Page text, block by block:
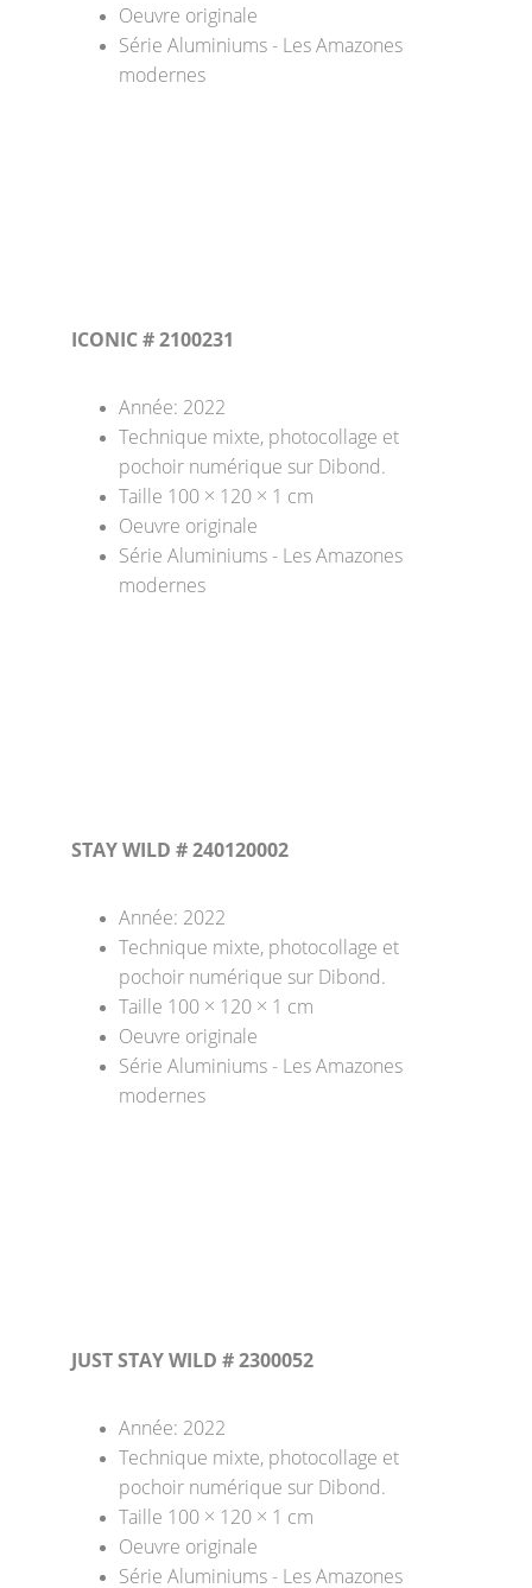
Oeuvre originale
Série Aluminiums - Les Amazones
modernes
ICONIC # 2100231
Année: 2022
Technique mixte, photocollage et
pochoir numérique sur Dibond.
Taille 100 × 120 × 1 cm
Oeuvre originale
Série Aluminiums - Les Amazones
modernes
STAY WILD # 240120002
Année: 2022
Technique mixte, photocollage et
pochoir numérique sur Dibond.
Taille 100 × 120 × 1 cm
Oeuvre originale
Série Aluminiums - Les Amazones
modernes
JUST STAY WILD # 2300052
Année: 2022
Technique mixte, photocollage et
pochoir numérique sur Dibond.
Taille 100 × 120 × 1 cm
Oeuvre originale
Série Aluminiums - Les Amazones